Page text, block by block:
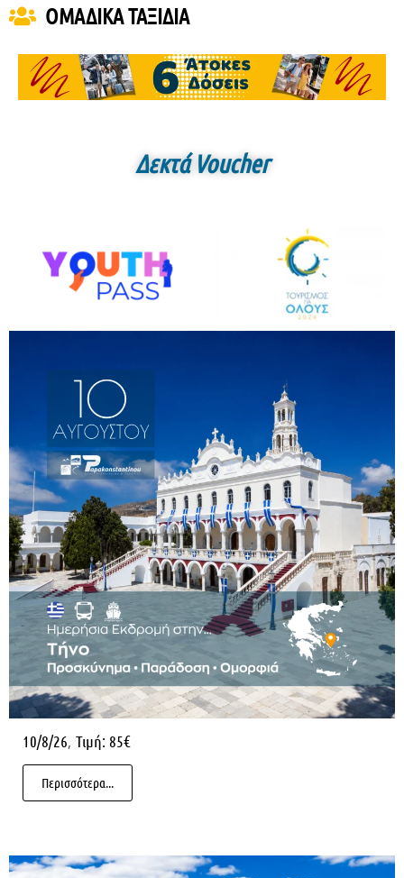
ΟΜΑΔΙΚΑ ΤΑΞΙΔΙΑ
Δεκτά Voucher
10/8/26, Τιμή: 85€
Περισσότερα...